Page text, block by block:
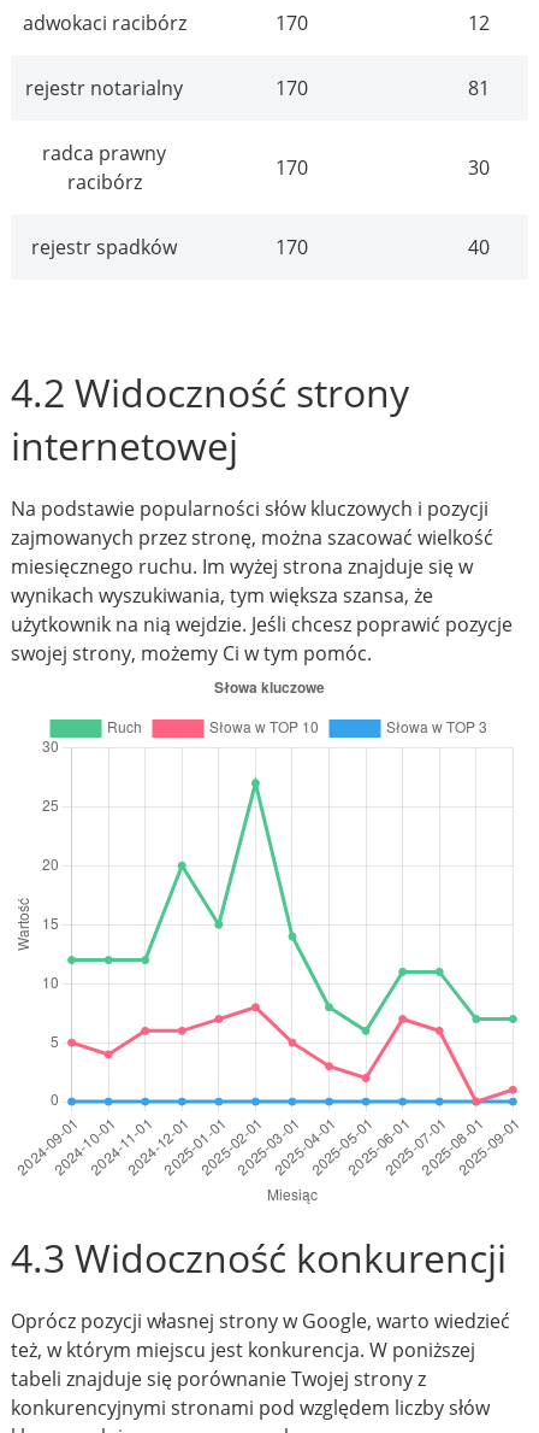
adwokaci racibórz 170 12
rejestr notarialny 170 81
radca prawny
racibórz
170 30
rejestr spadków 170 40
4.2 Widoczność strony
internetowej
Na podstawie popularności słów kluczowych i pozycji
zajmowanych przez stronę, można szacować wielkość
miesięcznego ruchu. Im wyżej strona znajduje się w
wynikach wyszukiwania, tym większa szansa, że
użytkownik na nią wejdzie. Jeśli chcesz poprawić pozycje
swojej strony, możemy Ci w tym pomóc.
4.3 Widoczność konkurencji
Oprócz pozycji własnej strony w Google, warto wiedzieć
też, w którym miejscu jest konkurencja. W poniższej
tabeli znajduje się porównanie Twojej strony z
konkurencyjnymi stronami pod względem liczby słów